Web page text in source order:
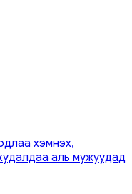
хэмнэх,
аль мужуудад